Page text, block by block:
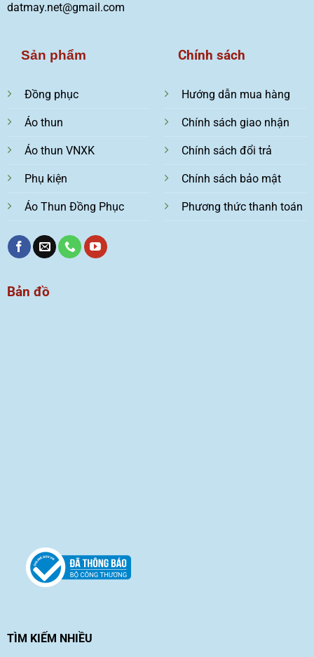
datmay.net@gmail.com
Sản phẩm
Đồng phục
Áo thun
Áo thun VNXK
Phụ kiện
Áo Thun Đồng Phục
Chính sách
Hướng dẫn mua hàng
Chính sách giao nhận
Chính sách đổi trả
Chính sách bảo mật
Phương thức thanh toán
Bản đồ
TÌM KIẾM NHIỀU